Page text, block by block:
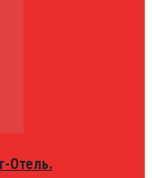
Отель.